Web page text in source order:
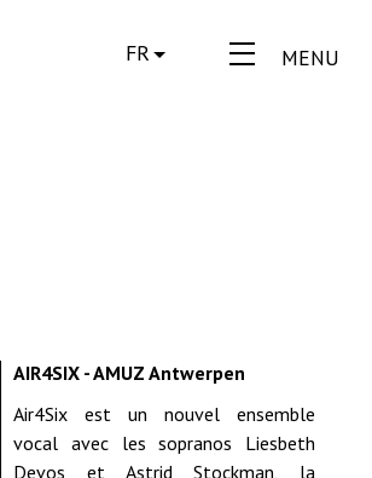
MENU
FR
AIR4SIX - AMUZ Antwerpen
Air4Six est un nouvel ensemble
vocal avec les sopranos Liesbeth
Devos et Astrid Stockman, la